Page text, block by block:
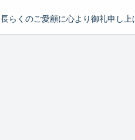
長らくのご愛顧に心より御礼申し上